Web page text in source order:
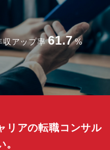
収アップ率 61.7 %
リアの転職コンサル